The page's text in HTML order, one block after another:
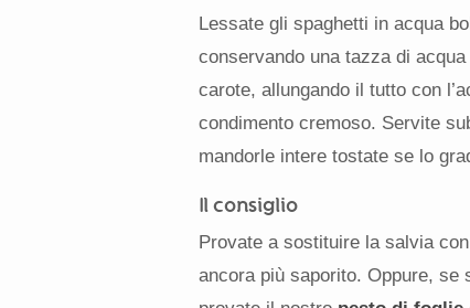
Lessate gli spaghetti in acqua
conservando una tazza di
carote, allungando il tutto con
condimento cremoso. Servite
mandorle intere tostate se lo
Il consiglio
Provate a sostituire la salvia
ancora più saporito. Oppure, se